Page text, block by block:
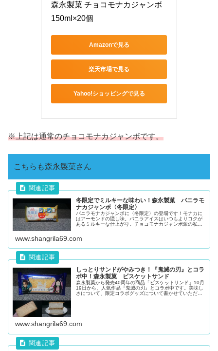
森永製菓 チョコモナカジャンボ
150ml×20個
Amazonで見る
楽天市場で見る
Yahoo!ショッピングで見る
※上記は通常のチョコモナカジャンボです。
こちらも森永製菓さん
冬限定でミルキーな味わい！森永製菓 バニラモ
ナカジャンボ〈冬限定〉
バニラモナカジャンボに〈冬限定〉の登場です！モナカに
はアーモンドの隠し味。バニラアイスはいつもよりコクが
あるミルキーな仕上がり。チョコモナカジャンボ派の私で
www.shangrila69.com
しっとりサンドがやみつき！『鬼滅の刃』とコラ
ボ中！森永製菓 ビスケットサンド
森永製菓から発売40周年の商品「ビスケットサンド」10月
19日から、人気作品『鬼滅の刃』とコラボ中です。美味し
さについて、限定コラボグッズについて書かせていただい
www.shangrila69.com